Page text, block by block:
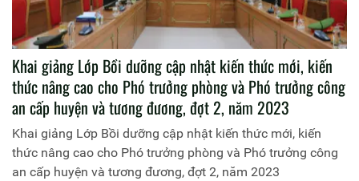
Khai giảng Lớp Bồi dưỡng cập nhật kiến thức mới, kiến
thức nâng cao cho Phó trưởng phòng và Phó trưởng công
an cấp huyện và tương đương, đợt 2, năm 2023
Khai giảng Lớp Bồi dưỡng cập nhật kiến thức mới, kiến
thức nâng cao cho Phó trưởng phòng và Phó trưởng công
an cấp huyện và tương đương, đợt 2, năm 2023